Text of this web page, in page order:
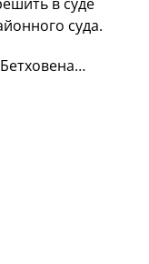
суда.